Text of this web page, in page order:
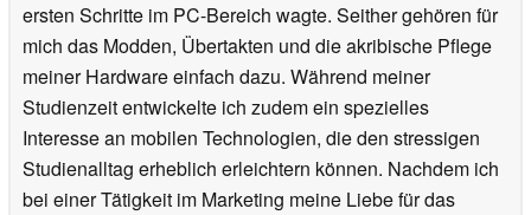
ersten Schritte im PC-Bereich wagte. Seither gehören für
mich das Modden, Übertakten und die akribische Pflege
meiner Hardware einfach dazu. Während meiner
Studienzeit entwickelte ich zudem ein spezielles
Interesse an mobilen Technologien, die den stressigen
Studienalltag erheblich erleichtern können. Nachdem ich
bei einer Tätigkeit im Marketing meine Liebe für das